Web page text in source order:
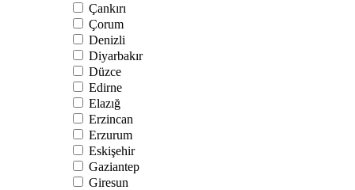
Çankırı
Çorum
Denizli
Diyarbakır
Düzce
Edirne
Elazığ
Erzincan
Erzurum
Eskişehir
Gaziantep
Giresun